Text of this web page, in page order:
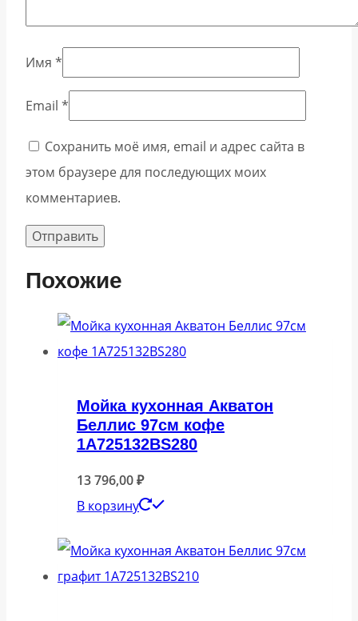
Имя *
Email *
Сохранить моё имя, email и адрес сайта в
этом браузере для последующих моих
комментариев.
Похожие
Мойка кухонная Акватон
Беллис 97см кофе
1A725132BS280
13 796,00₽
В корзину